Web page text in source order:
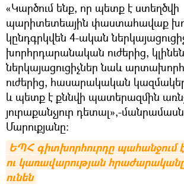
«Կարծում ենք, որ պետք է ստեղծվի
պարիտետեային փաստահավաք
կընդգրկվեն 4-ական
խորհրդարանական ուժերից, կլինեն
ներկայացուցիչներ նաև
ուժերից, հասարակական
և պետք է քննվի պատերազմին
յուրաքանչյուր դետալ»,-
Մարուքյանը։
ԵՊՀ գիտխորհուրդը պահանջում
ու կառավարության
ունեն